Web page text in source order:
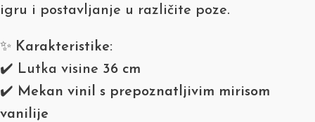
igru i postavljanje u različite poze.
✨ Karakteristike:
✔️ Lutka visine 36 cm
✔️ Mekan vinil s prepoznatljivim mirisom
vanilije